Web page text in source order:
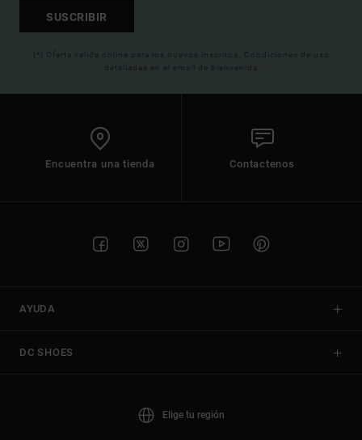
SUSCRIBIR
(*) Oferta valida online para los nuevos inscritos. Condiciones de uso
detalladas en el email de bienvenida
Encuentra una tienda Contactenos
AYUDA
DC SHOES
Elige tu región